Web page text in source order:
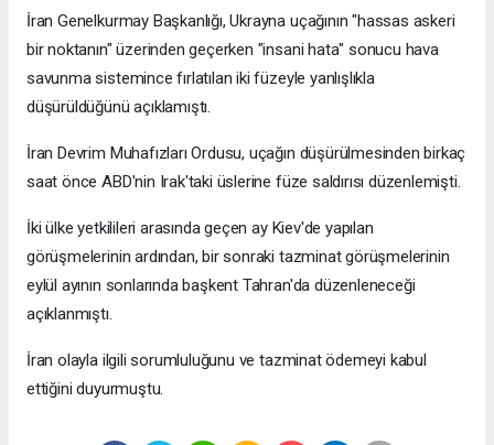
İran Genelkurmay Başkanlığı, Ukrayna uçağının "hassas askeri
bir noktanın" üzerinden geçerken "insani hata" sonucu hava
savunma sistemince fırlatılan iki füzeyle yanlışlıkla
düşürüldüğünü açıklamıştı.
İran Devrim Muhafızları Ordusu, uçağın düşürülmesinden birkaç
saat önce ABD'nin Irak'taki üslerine füze saldırısı düzenlemişti.
İki ülke yetkilileri arasında geçen ay Kiev'de yapılan
görüşmelerinin ardından, bir sonraki tazminat görüşmelerinin
eylül ayının sonlarında başkent Tahran'da düzenleneceği
açıklanmıştı.
İran olayla ilgili sorumluluğunu ve tazminat ödemeyi kabul
ettiğini duyurmuştu.